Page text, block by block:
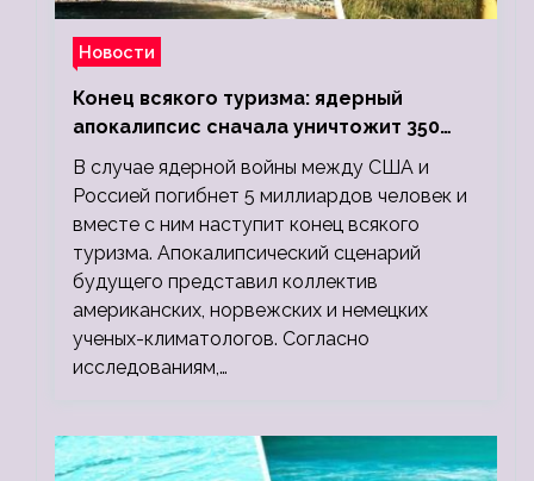
Новости
Конец всякого туризма: ядерный
апокалипсис сначала уничтожит 350
миллионов, а потом 5 миллиардов
людей
В случае ядерной войны между США и
Россией погибнет 5 миллиардов человек и
вместе с ним наступит конец всякого
туризма. Апокалипсический сценарий
будущего представил коллектив
американских, норвежских и немецких
ученых-климатологов. Согласно
исследованиям,…